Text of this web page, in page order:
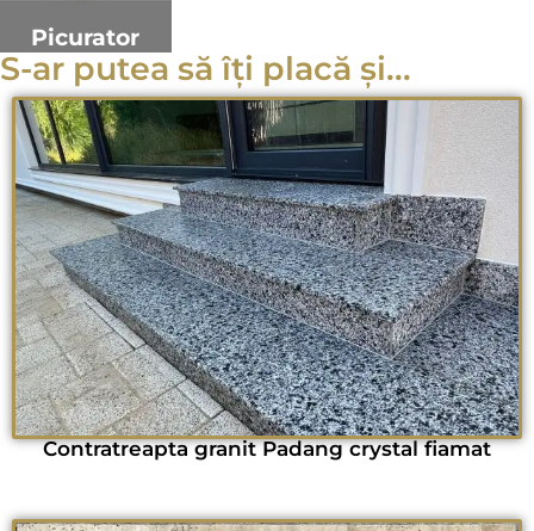
Picurator
S-ar putea să îți placă și...
Contratreapta granit Padang crystal fiamat